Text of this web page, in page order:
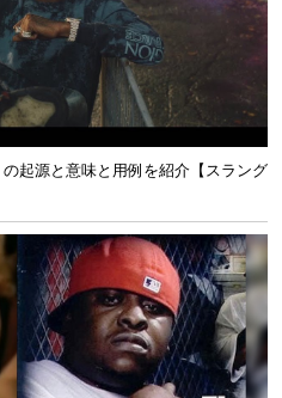
起源と意味と用例を紹介【スラング